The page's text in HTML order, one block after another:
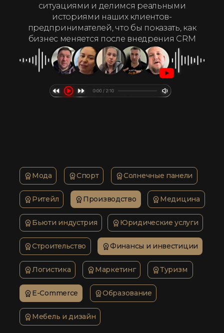
Образование
Логистика
Медицина
Финансы и инвестиции
Туризм
Юридические услуги
Мебель и дизайн
Маркетинг
Солнечные панели
Строительство
Бьюти индустрия
Производство
Ритейл
E-Commerce
Спорт
Мода
ситуациями и делимся реальными
историями наших клиентов-
предпринимателей, что бы показать, как
бизнес меняется после внедрения CRM